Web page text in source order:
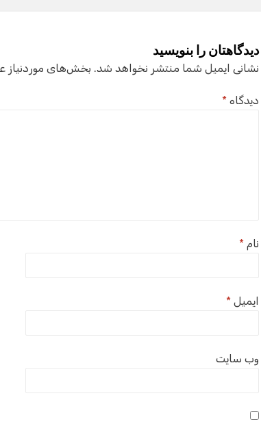
دیدگاهتان را بنویسید
نشانی ایمیل شما منتشر نخواهد شد. بخش‌های موردنیاز
دیدگاه*
نام*
ایمیل*
وب‌ سایت